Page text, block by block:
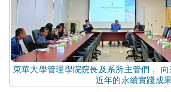
東華大學管理學院院長及系所主管們，
近年的永續實踐成